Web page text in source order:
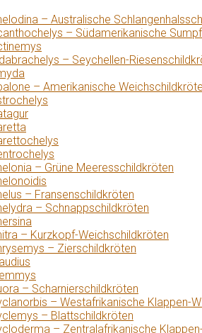
– Australische
– Südamerikanische
– Seychellen-
– Amerikanische
– Grüne Meeresschildkröten
– Fransenschildkröten
– Schnappschildkröten
– Kurzkopf-Weichschildkröten
– Zierschildkröten
– Scharnierschildkröten
– Westafrikanische Klappen-
– Blattschildkröten
– Zentralafrikanische